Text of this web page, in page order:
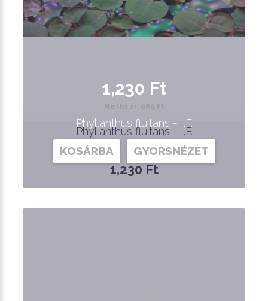
Phyllanthus fluitans - I.F.
1,230 Ft
1,230 Ft
Nettó ár: 969 Ft
Phyllanthus fluitans - I.F.
KOSÁRBA GYORSNÉZET